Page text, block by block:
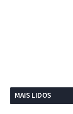
MAIS LIDOS